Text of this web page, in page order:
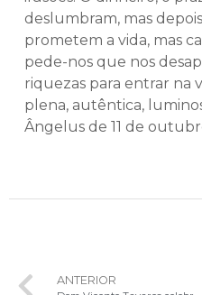
deslumbram, mas
prometem a vida, mas
pede-nos que nos
riquezas para entrar na
plena, autêntica,
Ângelus de 11 de
ANTERIOR